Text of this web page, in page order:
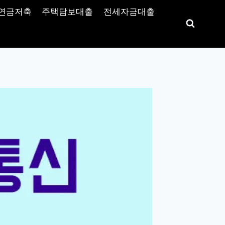
금저축 주택담보대출 전세자금대출